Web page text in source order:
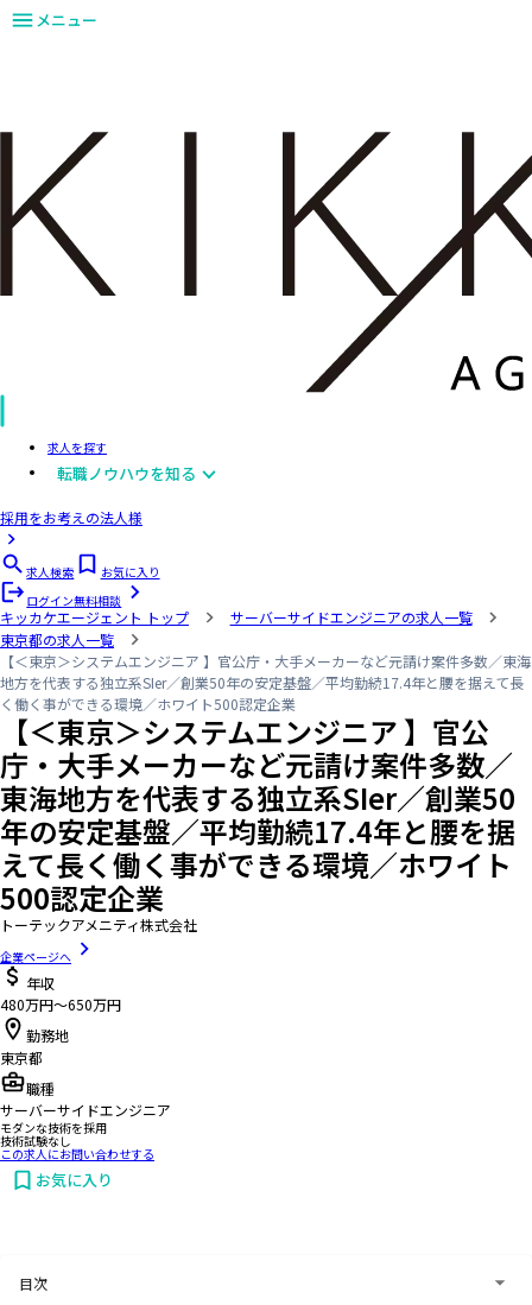
メニュー
求人を探す
転職ノウハウを知る
採用をお考えの法人様
求人検索
お気に入り
ログイン無料相談
キッカケエージェント トップ
サーバーサイドエンジニアの求人一覧
東京都の求人一覧
【＜東京＞システムエンジニア 】官公庁・大手メーカーなど元請け案件多数／東海
地方を代表する独立系SIer／創業50年の安定基盤／平均勤続17.4年と腰を据えて長
く働く事ができる環境／ホワイト500認定企業
【＜東京＞システムエンジニア 】官公
庁・大手メーカーなど元請け案件多数／
東海地方を代表する独立系SIer／創業50
年の安定基盤／平均勤続17.4年と腰を据
えて長く働く事ができる環境／ホワイト
500認定企業
トーテックアメニティ株式会社
企業ページへ
年収
480万円〜650万円
勤務地
東京都
職種
サーバーサイドエンジニア
モダンな技術を採用
技術試験なし
この求人にお問い合わせする
お気に入り
目次